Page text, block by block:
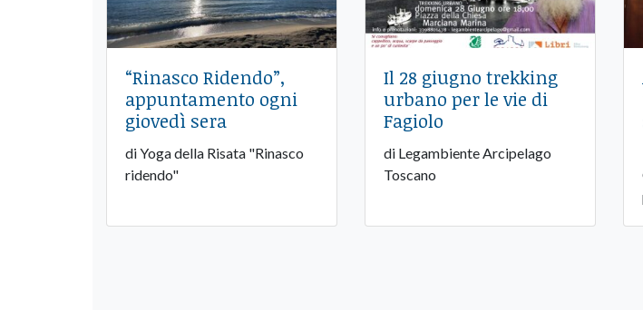
“Rinasco Ridendo”,
appuntamento ogni
giovedì sera
di Yoga della Risata "Rinasco
ridendo"
Il 28 giugno trekking
urbano per le vie di
Fagiolo
di Legambiente Arcipelago
Toscano